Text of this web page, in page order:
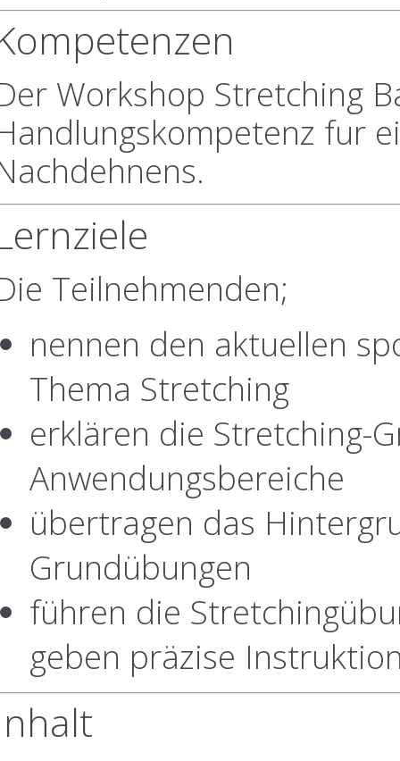
Workshop Stretching
fur
Teilnehmenden;
nennen den aktuellen
Thema Stretching
erklären die Stretching-
Anwendungsbereiche
übertragen das
Grundübungen
führen die
geben präzise